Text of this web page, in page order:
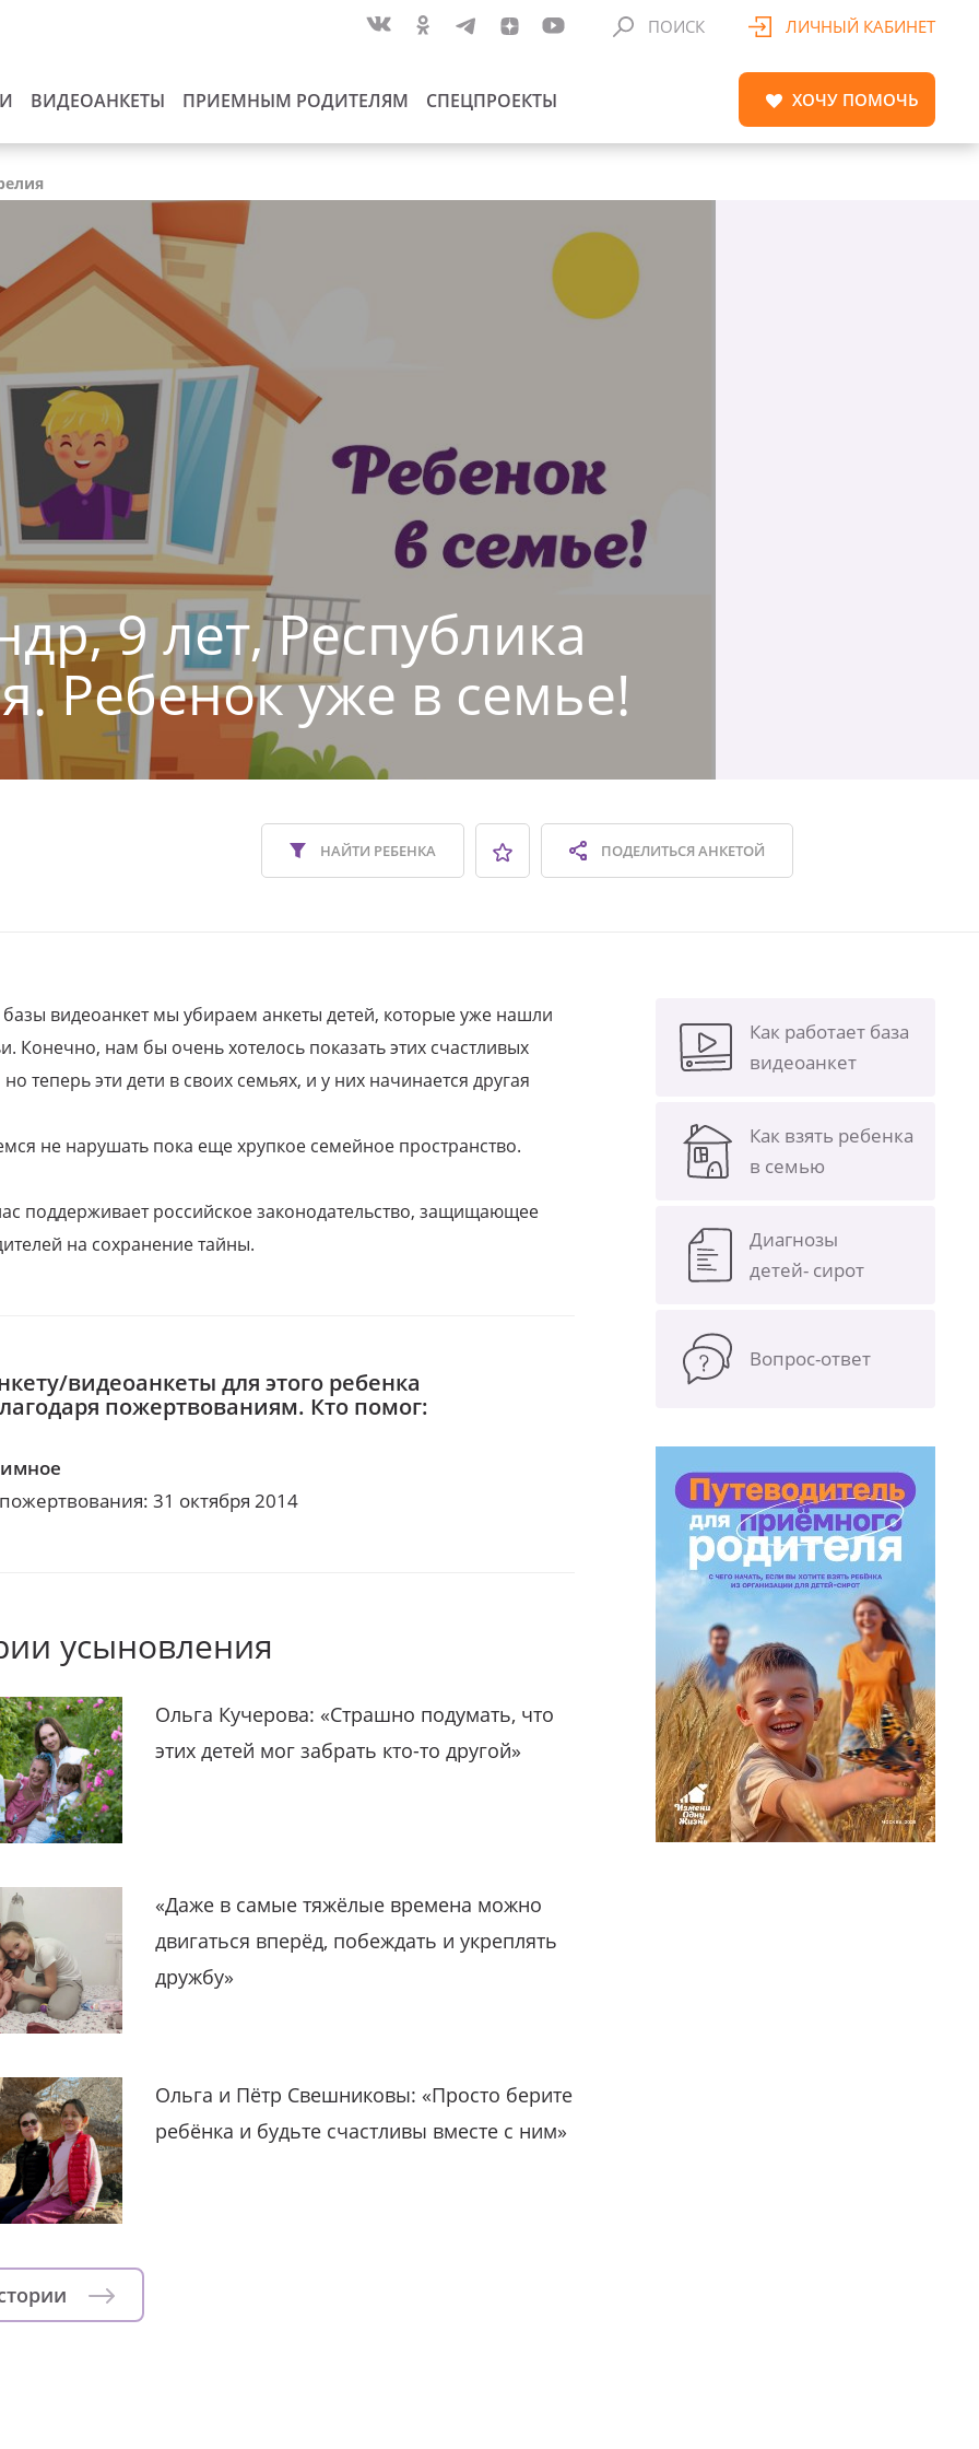
ВИДЕОАНКЕТЫ ПРИЕМНЫМ РОДИТЕЛЯМ СПЕЦПРОЕКТЫ
ПОИСК ЛИЧНЫЙ КАБИНЕТ
ХОЧУ ПОМОЧЬ
9 лет, Республика
Ребенок уже в семье!
ПОДЕЛИТЬСЯАНКЕТОЙ
НАЙТИ РЕБЕНКА
видеоанкет мы убираем анкеты детей, которые уже нашли
Конечно, нам бы очень хотелось показать этих счастливых
теперь эти дети в своих семьях, и у них начинается другая
не нарушать пока еще хрупкое семейное пространство.
поддерживает российское законодательство, защищающее
на сохранение тайны.
видеоанкеты для этого ребенка
пожертвованиям. Кто помог:
31 октября 2014
усыновления
Ольга Кучерова: «Страшно подумать, что
этих детей мог забрать кто-то другой»
«Даже в самые тяжёлые времена можно
двигаться вперёд, побеждать и укреплять
дружбу»
Ольга и Пётр Свешниковы: «Просто берите
ребёнка и будьте счастливы вместе с ним»
Как работает база
видеоанкет
Как взять ребенка
в семью
Диагнозы
детей- сирот
Вопрос-ответ